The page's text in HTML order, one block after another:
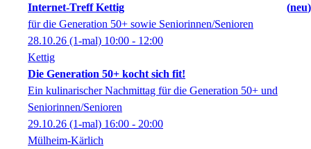
Internet-Treff Kettig
neu
für die Generation 50+ sowie Seniorinnen/Senioren
28.10.26 (1-mal) 10:00 - 12:00
Kettig
Die Generation 50+ kocht sich fit!
Ein kulinarischer Nachmittag für die Generation 50+ und
Seniorinnen/Senioren
29.10.26 (1-mal) 16:00 - 20:00
Mülheim-Kärlich